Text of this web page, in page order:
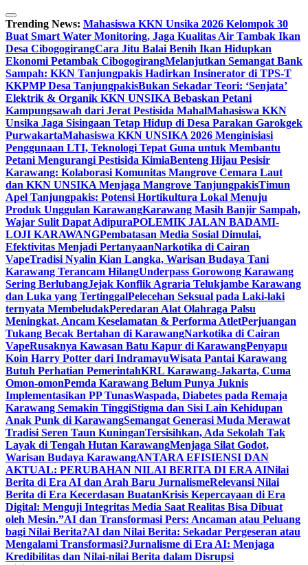
Skip
to
content
Trending News: Mahasiswa KKN Unsika 2026 Kelompok 30
Buat Smart Water Monitoring, Jaga Kualitas Air Tambak Ikan
Desa CibogogirangCara Jitu Balai Benih Ikan Hidupkan
Ekonomi Petambak CibogogirangMelanjutkan Semangat Bank
Sampah: KKN Tanjungpakis Hadirkan Insinerator di TPS-T
KKPMP Desa TanjungpakisBukan Sekadar Teori: ‘Senjata’
Elektrik & Organik KKN UNSIKA Bebaskan Petani
Kampungsawah dari Jerat Pestisida MahalMahasiswa KKN
Unsika Jaga Sisingaan Tetap Hidup di Desa Parakan Garokgek
PurwakartaMahasiswa KKN UNSIKA 2026 Menginisiasi
Penggunaan LTI, Teknologi Tepat Guna untuk Membantu
Petani Mengurangi Pestisida KimiaBenteng Hijau Pesisir
Karawang: Kolaborasi Komunitas Mangrove Cemara Laut
dan KKN UNSIKA Menjaga Mangrove TanjungpakisTimun
Apel Tanjungpakis: Potensi Hortikultura Lokal Menuju
Produk Unggulan KarawangKarawang Masih Banjir Sampah,
Wajar Sulit Dapat AdipuraPOLEMIK JALAN BADAMI-
LOJI KARAWANGPembatasan Media Sosial Dimulai,
Efektivitas Menjadi PertanyaanNarkotika di Cairan
VapeTradisi Nyalin Kian Langka, Warisan Budaya Tani
Karawang Terancam HilangUnderpass Gorowong Karawang
Sering BerlubangJejak Konflik Agraria Telukjambe Karawang
dan Luka yang TertinggalPelecehan Seksual pada Laki-laki
ternyata MembeludakPeredaran Alat Olahraga Palsu
Meningkat, Ancam Keselamatan & Performa AtletPerjuangan
Tukang Becak Bertahan di KarawangNarkotika di Cairan
VapeRusaknya Kawasan Batu Kapur di KarawangPenyapu
Koin Harry Potter dari IndramayuWisata Pantai Karawang
Butuh Perhatian PemerintahKRL Karawang-Jakarta, Cuma
Omon-omonPemda Karawang Belum Punya Juknis
Implementasikan PP TunasWaspada, Diabetes pada Remaja
Karawang Semakin TinggiStigma dan Sisi Lain Kehidupan
Anak Punk di KarawangSemangat Generasi Muda Merawat
Tradisi Seren Taun KuninganTersisihkan, Ada Sekolah Tak
Layak di Tengah Hutan KarawangMenjaga Silat Godot,
Warisan Budaya KarawangANTARA EFISIENSI DAN
AKTUAL: PERUBAHAN NILAI BERITA DI ERA AINilai
Berita di Era AI dan Arah Baru JurnalismeRelevansi Nilai
Berita di Era Kecerdasan BuatanKrisis Kepercayaan di Era
Digital: Menguji Integritas Media Saat Realitas Bisa Dibuat
oleh Mesin.”AI dan Transformasi Pers: Ancaman atau Peluang
bagi Nilai Berita?AI dan Nilai Berita: Sekadar Pergeseran atau
Mengalami Transformasi?Jurnalisme di Era AI: Menjaga
Kredibilitas dan Nilai-nilai Berita dalam Disrupsi